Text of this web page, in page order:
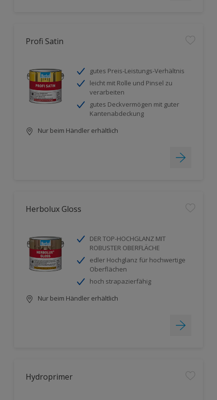
Profi Satin
gutes Preis-Leistungs-Verhältnis
leicht mit Rolle und Pinsel zu
verarbeiten
gutes Deckvermögen mit guter
Kantenabdeckung
Nur beim Händler erhältlich
Herbolux Gloss
DER TOP-HOCHGLANZ MIT
ROBUSTER OBERFLÄCHE
edler Hochglanz für hochwertige
Oberflächen
hoch strapazierfähig
Nur beim Händler erhältlich
Hydroprimer